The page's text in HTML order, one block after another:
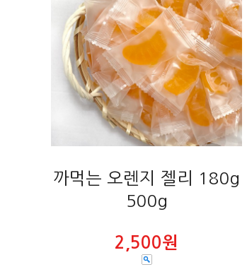
까먹는 오렌지 젤리 180g
500g
2,500원